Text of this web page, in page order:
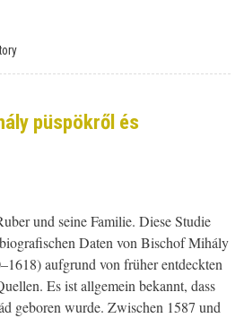
püspökről és
und seine Familie. Diese Studie
Daten von Bischof Mihály
aufgrund von früher entdeckten
Es ist allgemein bekannt, dass
geboren wurde. Zwischen 1587 und